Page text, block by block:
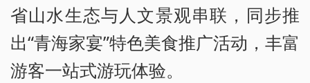
省山水生态与人文景观串联，同步推
出“青海家宴”特色美食推广活动，丰富
游客一站式游玩体验。